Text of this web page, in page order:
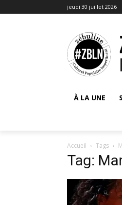
jeudi 30 juillet 2026
À LA UNE
Accueil Tags
Tag: